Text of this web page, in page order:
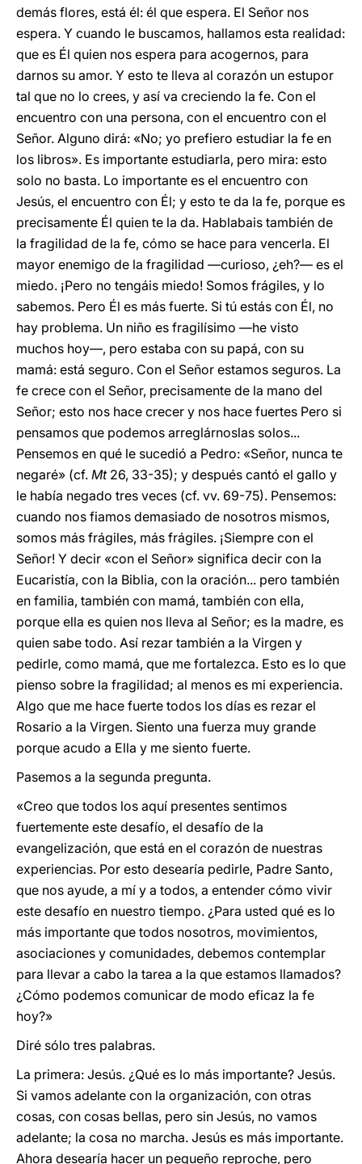
demás flores, está él: él que espera. El Señor nos
espera. Y cuando le buscamos, hallamos esta realidad:
que es Él quien nos espera para acogernos, para
darnos su amor. Y esto te lleva al corazón un estupor
tal que no lo crees, y así va creciendo la fe. Con el
encuentro con una persona, con el encuentro con el
Señor. Alguno dirá: «No; yo prefiero estudiar la fe en
los libros». Es importante estudiarla, pero mira: esto
solo no basta. Lo importante es el encuentro con
Jesús, el encuentro con Él; y esto te da la fe, porque es
precisamente Él quien te la da. Hablabais también de
la fragilidad de la fe, cómo se hace para vencerla. El
mayor enemigo de la fragilidad —curioso, ¿eh?— es el
miedo. ¡Pero no tengáis miedo! Somos frágiles, y lo
sabemos. Pero Él es más fuerte. Si tú estás con Él, no
hay problema. Un niño es fragilísimo —he visto
muchos hoy—, pero estaba con su papá, con su
mamá: está seguro. Con el Señor estamos seguros. La
fe crece con el Señor, precisamente de la mano del
Señor; esto nos hace crecer y nos hace fuertes Pero si
pensamos que podemos arreglárnoslas solos...
Pensemos en qué le sucedió a Pedro: «Señor, nunca te
negaré» (cf. Mt26, 33-35); y después cantó el gallo y
le había negado tres veces (cf. vv. 69-75). Pensemos:
cuando nos fiamos demasiado de nosotros mismos,
somos más frágiles, más frágiles. ¡Siempre con el
Señor! Y decir «con el Señor» significa decir con la
Eucaristía, con la Biblia, con la oración... pero también
en familia, también con mamá, también con ella,
porque ella es quien nos lleva al Señor; es la madre, es
quien sabe todo. Así rezar también a la Virgen y
pedirle, como mamá, que me fortalezca. Esto es lo que
pienso sobre la fragilidad; al menos es mi experiencia.
Algo que me hace fuerte todos los días es rezar el
Rosario a la Virgen. Siento una fuerza muy grande
porque acudo a Ella y me siento fuerte.
Pasemos a la segunda pregunta.
«Creo que todos los aquí presentes sentimos
fuertemente este desafío, el desafío de la
evangelización, que está en el corazón de nuestras
experiencias. Por esto desearía pedirle, Padre Santo,
que nos ayude, a mí y a todos, a entender cómo vivir
este desafío en nuestro tiempo. ¿Para usted qué es lo
más importante que todos nosotros, movimientos,
asociaciones y comunidades, debemos contemplar
para llevar a cabo la tarea a la que estamos llamados?
¿Cómo podemos comunicar de modo eficaz la fe
hoy?»
Diré sólo tres palabras.
La primera: Jesús. ¿Qué es lo más importante? Jesús.
Si vamos adelante con la organización, con otras
cosas, con cosas bellas, pero sin Jesús, no vamos
adelante; la cosa no marcha. Jesús es más importante.
Ahora desearía hacer un pequeño reproche, pero